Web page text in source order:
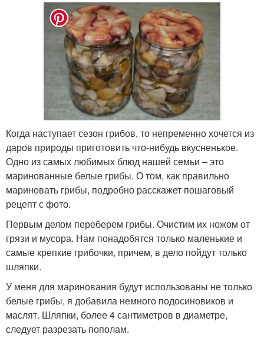
Когда наступает сезон грибов, то непременно хочется из
даров природы приготовить что-нибудь вкусненькое.
Одно из самых любимых блюд нашей семьи – это
маринованные белые грибы. О том, как правильно
мариновать грибы, подробно расскажет пошаговый
рецепт с фото.
Первым делом переберем грибы. Очистим их ножом от
грязи и мусора. Нам понадобятся только маленькие и
самые крепкие грибочки, причем, в дело пойдут только
шляпки.
У меня для маринования будут использованы не только
белые грибы, я добавила немного подосиновиков и
маслят. Шляпки, более 4 сантиметров в диаметре,
следует разрезать пополам.